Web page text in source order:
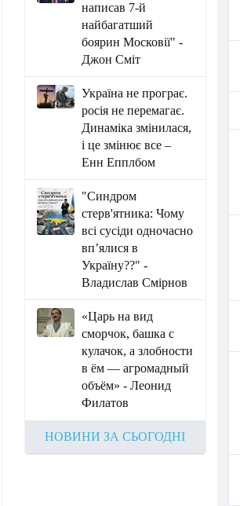
написав 7-й
найбагатший
боярин Московії" -
Джон Сміт
Україна не програє.
росія не перемагає.
Динаміка змінилася,
і це змінює все –
Енн Епплбом
"Синдром
стерв'ятника: Чому
всі сусіди одночасно
вп’ялися в
Україну??" -
Владислав Смірнов
«Царь на вид
сморчок, башка с
кулачок, а злобности
в ём — агромадный
объём» - Леонид
Филатов
НОВИНИ ЗА СЬОГОДНІ